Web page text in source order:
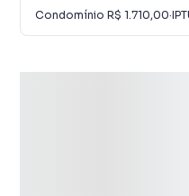
Condomínio R$ 1.710,00·